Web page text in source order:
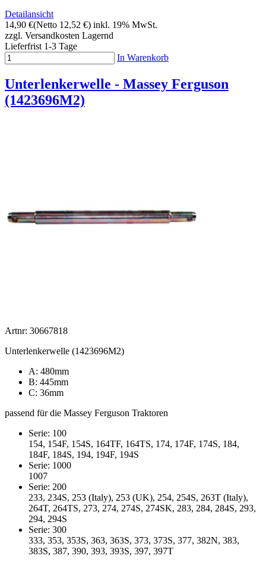
Detailansicht
14,90 €(Netto 12,52 €) inkl. 19% MwSt.
zzgl. Versandkosten Lagernd
Lieferfrist 1-3 Tage
In Warenkorb
Unterlenkerwelle - Massey Ferguson
(1423696M2)
Artnr: 30667818
Unterlenkerwelle (1423696M2)
A: 480mm
B: 445mm
C: 36mm
passend für die Massey Ferguson Traktoren
Serie: 100
154, 154F, 154S, 164TF, 164TS, 174, 174F, 174S, 184,
184F, 184S, 194, 194F, 194S
Serie: 1000
1007
Serie: 200
233, 234S, 253 (Italy), 253 (UK), 254, 254S, 263T (Italy),
264T, 264TS, 273, 274, 274S, 274SK, 283, 284, 284S, 293,
294, 294S
Serie: 300
333, 353, 353S, 363, 363S, 373, 373S, 377, 382N, 383,
383S, 387, 390, 393, 393S, 397, 397T